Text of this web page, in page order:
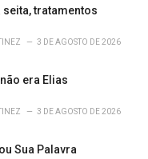
seita, tratamentos
3 DE AGOSTO DE 2026
era Elias
3 DE AGOSTO DE 2026
Sua Palavra